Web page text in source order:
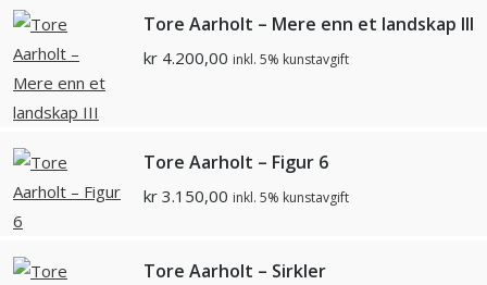
Tore Aarholt – Mere enn et landskap III
kr 4.200,00 inkl. 5% kunstavgift
Tore Aarholt – Figur 6
kr 3.150,00 inkl. 5% kunstavgift
Tore Aarholt – Sirkler